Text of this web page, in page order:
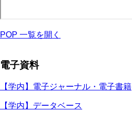
POP 一覧を開く
電子資料
【学内】電子ジャーナル・電子書籍
【学内】データベース